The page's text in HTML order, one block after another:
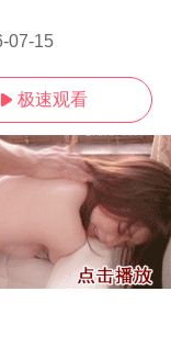
07-15
 极速观看